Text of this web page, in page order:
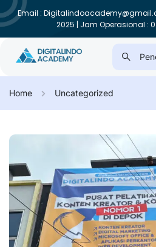
Email :
2025 | Jam Operasional :
Home Uncategorized